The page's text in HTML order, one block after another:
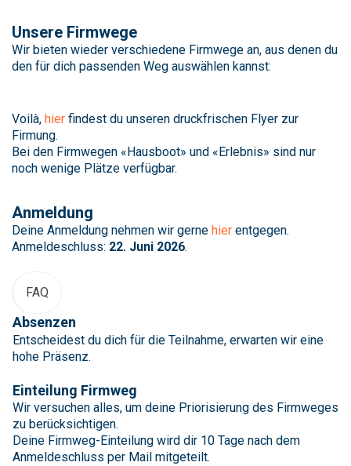
Unsere Firmwege
Wir bieten wieder verschiedene Firmwege an, aus denen du
den für dich passenden Weg auswählen kannst:
Voilà, hier findest du unseren druckfrischen Flyer zur
Firmung.
Bei den Firmwegen «Hausboot» und «Erlebnis» sind nur
noch wenige Plätze verfügbar.
Anmeldung
Deine Anmeldung nehmen wir gerne hier entgegen.
Anmeldeschluss: 22. Juni 2026.
FAQ
Absenzen
Entscheidest du dich für die Teilnahme, erwarten wir eine
hohe Präsenz.
Einteilung Firmweg
Wir versuchen alles, um deine Priorisierung des Firmweges
zu berücksichtigen.
Deine Firmweg-Einteilung wird dir 10 Tage nach dem
Anmeldeschluss per Mail mitgeteilt.